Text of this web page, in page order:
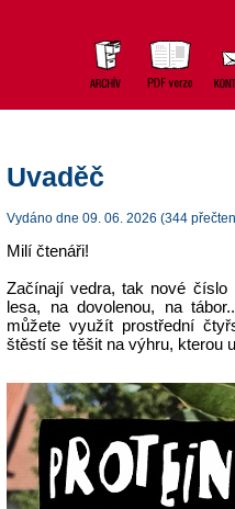
Uvaděč
Vydáno dne 09. 06. 2026 (344
Milí čtenáři!
Začínají vedra, tak nové
lesa, na dovolenou, na
můžete využít prostřední
štěstí se těšit na výhru, kterou